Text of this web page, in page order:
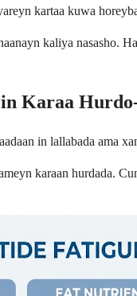
kartaa kuwa
kaliya nasasho.
Karaa Hurdo-
in lallabada ama
karaan hurdada.